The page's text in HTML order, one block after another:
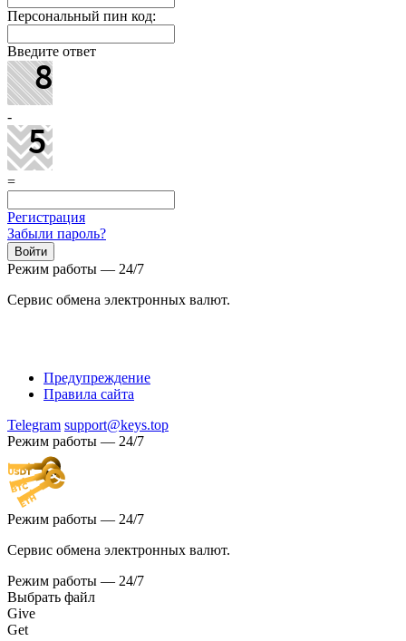
Персональный пин код:
Введите ответ
-
=
Регистрация
Забыли пароль?
Режим работы — 24/7
Сервис обмена электронных валют.
Предупреждение
Правила сайта
Telegram support@keys.top
Режим работы — 24/7
Режим работы — 24/7
Сервис обмена электронных валют.
Режим работы — 24/7
Выбрать файл
Give
Get